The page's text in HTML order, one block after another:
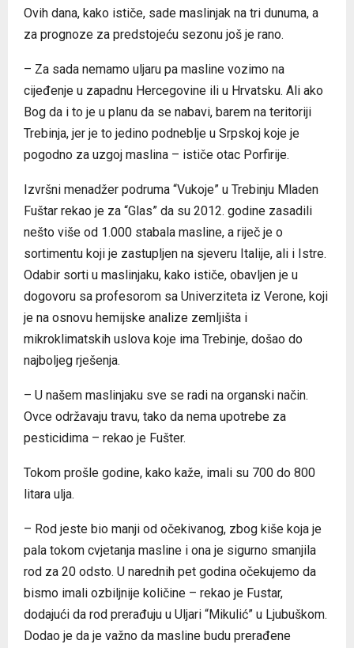
Ovih dana, kako ističe, sade maslinjak na tri dunuma, a
za prognoze za predstojeću sezonu još je rano.
– Za sada nemamo uljaru pa masline vozimo na
cijeđenje u zapadnu Hercegovine ili u Hrvatsku. Ali ako
Bog da i to je u planu da se nabavi, barem na teritoriji
Trebinja, jer je to jedino podneblje u Srpskoj koje je
pogodno za uzgoj maslina – ističe otac Porfirije.
Izvršni menadžer podruma “Vukoje” u Trebinju Mladen
Fuštar rekao je za “Glas” da su 2012. godine zasadili
nešto više od 1.000 stabala masline, a riječ je o
sortimentu koji je zastupljen na sjeveru Italije, ali i Istre.
Odabir sorti u maslinjaku, kako ističe, obavljen je u
dogovoru sa profesorom sa Univerziteta iz Verone, koji
je na osnovu hemijske analize zemljišta i
mikroklimatskih uslova koje ima Trebinje, došao do
najboljeg rješenja.
– U našem maslinjaku sve se radi na organski način.
Ovce održavaju travu, tako da nema upotrebe za
pesticidima – rekao je Fušter.
Tokom prošle godine, kako kaže, imali su 700 do 800
litara ulja.
– Rod jeste bio manji od očekivanog, zbog kiše koja je
pala tokom cvjetanja masline i ona je sigurno smanjila
rod za 20 odsto. U narednih pet godina očekujemo da
bismo imali ozbiljnije količine – rekao je Fustar,
dodajući da rod prerađuju u Uljari “Mikulić” u Ljubuškom.
Dodao je da je važno da masline budu prerađene